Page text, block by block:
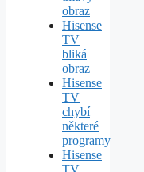
obraz
Hisense
TV
bliká
obraz
Hisense
TV
chybí
některé
programy
Hisense
TV